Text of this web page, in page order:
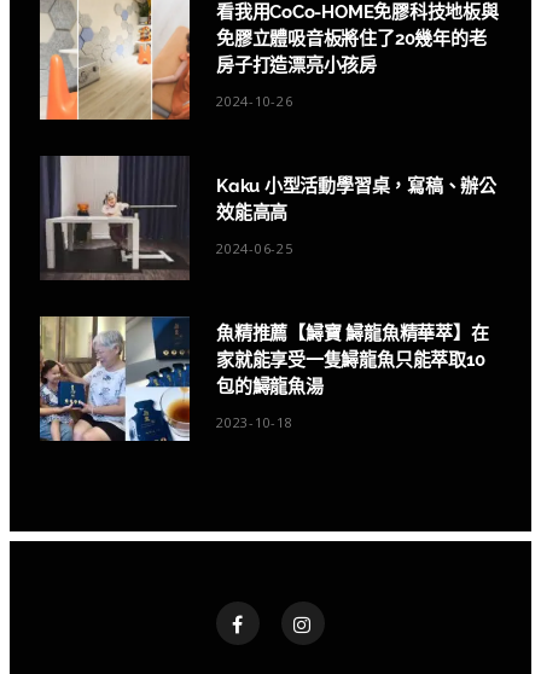
看我用CoCo-HOME免膠科技地板與
免膠立體吸音板將住了20幾年的老
房子打造漂亮小孩房
2024-10-26
Kaku 小型活動學習桌，寫稿、辦公
效能高高
2024-06-25
魚精推薦【鱘寶 鱘龍魚精華萃】在
家就能享受一隻鱘龍魚只能萃取10
包的鱘龍魚湯
2023-10-18